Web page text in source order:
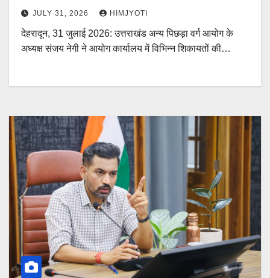
JULY 31, 2026 HIMJYOTI
देहरादून, 31 जुलाई 2026: उत्तराखंड अन्य पिछड़ा वर्ग आयोग के
अध्यक्ष संजय नेगी ने आयोग कार्यालय में विभिन्न शिकायतों की…